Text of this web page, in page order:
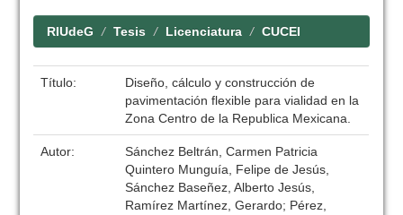
RIUdeG Tesis Licenciatura CUCEI
Título:
Diseño, cálculo y construcción de
pavimentación flexible para vialidad en la
Zona Centro de la Republica Mexicana.
Autor:
Sánchez Beltrán, Carmen Patricia
Quintero Munguía, Felipe de Jesús,
Sánchez Baseñez, Alberto Jesús,
Ramírez Martínez, Gerardo; Pérez,